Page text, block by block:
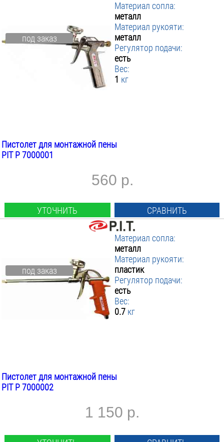
под заказ
Материал сопла:
металл
Материал рукояти:
металл
Регулятор подачи:
есть
Вес:
1 кг
Пистолет для монтажной пены
PIT P 7000001
560 р.
УТОЧНИТЬ СРАВНИТЬ
под заказ
Материал сопла:
металл
Материал рукояти:
пластик
Регулятор подачи:
есть
Вес:
0.7 кг
Пистолет для монтажной пены
PIT P 7000002
1 150 р.